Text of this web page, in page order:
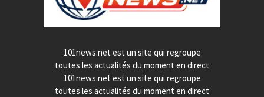
101news.net est un site qui regroupe
toutes les actualités du moment en direct
101news.net est un site qui regroupe
toutes les actualités du moment en direct